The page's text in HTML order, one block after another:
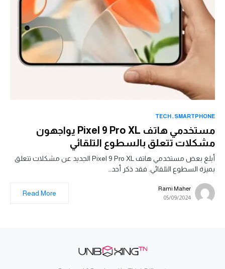
SMARTPHONE
TECH
مستخدمي هاتف Pixel 9 Pro XL يواجهون
مشكلات تتعلق بالسطوع التلقائي
أبلغ بعض مستخدمي هاتف Pixel 9 Pro XL الجديد عن مشكلات تتعلق
بميزة السطوع التلقائي. فقد ذكر أحد…
Rami Maher
05/09/2024
Read More